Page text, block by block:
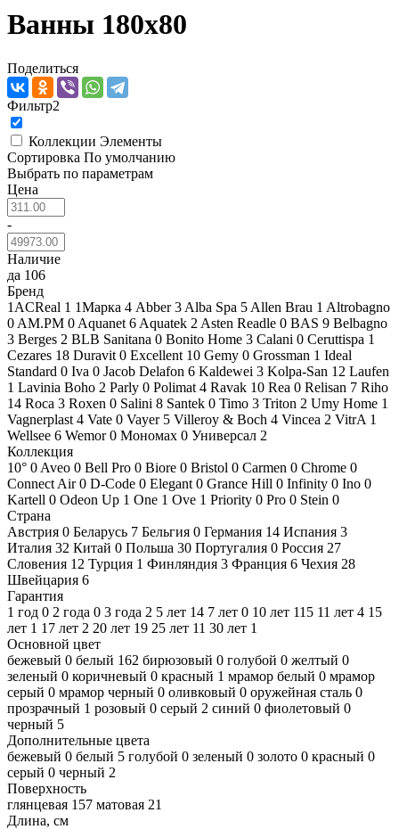
Ванны 180x80
Поделиться
Фильтр2
Коллекции Элементы
Сортировка По умолчанию
Выбрать по параметрам
Цена
-
Наличие
да 106
Бренд
1ACReal 1 1Марка 4 Abber3 Alba Spa 5 Allen Brau 1 Altrobagno
0 AM.PM 0 Aquanet 6 Aquatek 2 Asten Readle 0 BAS 9 Belbagno
3 Berges 2 BLB Sanitana 0 Bonito Home 3 Calani 0 Ceruttispa 1
Cezares 18 Duravit 0 Excellent 10 Gemy 0 Grossman 1 Ideal
Standard 0 Iva 0 Jacob Delafon 6 Kaldewei 3 Kolpa-San 12 Laufen
1 Lavinia Boho 2 Parly 0 Polimat 4 Ravak 10 Rea 0 Relisan 7 Riho
14 Roca 3 Roxen 0 Salini 8 Santek 0 Timo 3 Triton 2 Umy Home 1
Vagnerplast 4 Vate 0 Vayer 5 Villeroy & Boch 4 Vincea 2 VitrA 1
Wellsee 6 Wemor0 Мономах 0 Универсал 2
Коллекция
10° 0 Aveo 0 Bell Pro 0 Biore 0 Bristol 0 Carmen 0 Chrome 0
Connect Air0 D-Code 0 Elegant 0 Grance Hill 0 Infinity 0 Ino 0
Kartell 0 Odeon Up 1 One 1 Ove 1 Priority 0 Pro 0 Stein 0
Страна
Австрия 0 Беларусь 7 Бельгия 0 Германия 14 Испания 3
Италия 32 Китай 0 Польша 30 Португалия 0 Россия 27
Словения 12 Турция 1 Финляндия 3 Франция 6 Чехия 28
Швейцария 6
Гарантия
1 год 0 2 года 0 3 года 2 5 лет 14 7 лет 0 10 лет 115 11 лет 4 15
лет 1 17 лет 2 20 лет 19 25 лет 11 30 лет 1
Основной цвет
бежевый 0 белый 162 бирюзовый 0 голубой 0 желтый 0
зеленый 0 коричневый 0 красный 1 мрамор белый 0 мрамор
серый 0 мрамор черный 0 оливковый 0 оружейная сталь 0
прозрачный 1 розовый 0 серый 2 синий 0 фиолетовый 0
черный 5
Дополнительные цвета
бежевый 0 белый 5 голубой 0 зеленый 0 золото 0 красный 0
серый 0 черный 2
Поверхность
глянцевая 157 матовая 21
Длина, см